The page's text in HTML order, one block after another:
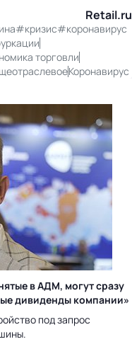
Retail.ru
#кризис#коронавирус
торговли
Коронавирус
в АДМ, могут сразу
дивиденды компании»
под запрос